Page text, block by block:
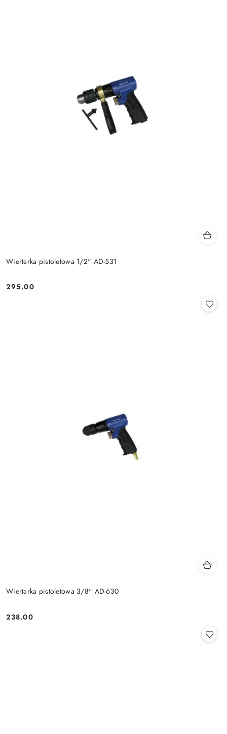
Wiertarka pistoletowa 1/2" AD-531
Cena:
295.00
Wiertarka pistoletowa 3/8" AD-630
Cena:
238.00